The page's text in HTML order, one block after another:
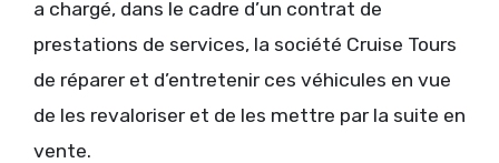
a chargé, dans le cadre d’un contrat de
prestations de services, la société Cruise Tours
de réparer et d’entretenir ces véhicules en vue
de les revaloriser et de les mettre par la suite en
vente.